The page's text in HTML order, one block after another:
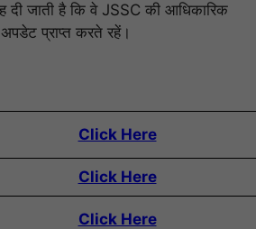
दी जाती है कि वे JSSC की आधिकारिक
प्राप्त करते रहें।
Click Here
Click Here
Click Here